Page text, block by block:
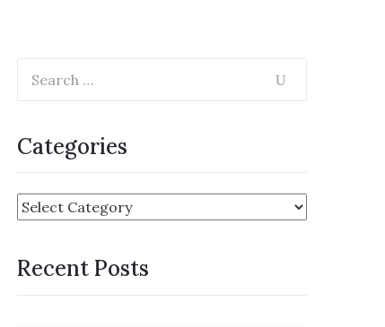
Categories
Recent Posts